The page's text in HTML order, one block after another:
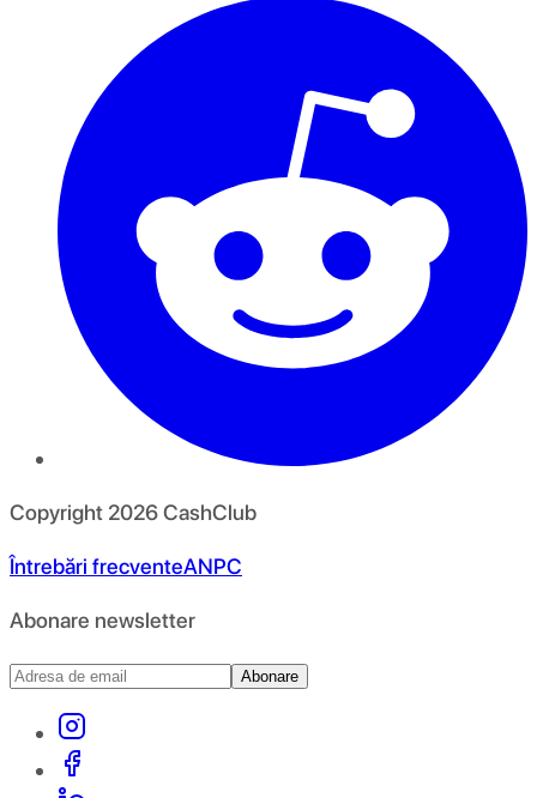
Copyright 2026CashClub
Întrebări frecventeANPC
Abonare newsletter
Abonare